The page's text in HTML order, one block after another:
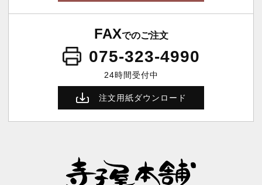
FAXでのご注文
075-323-4990
24時間受付中
注文用紙ダウンロード